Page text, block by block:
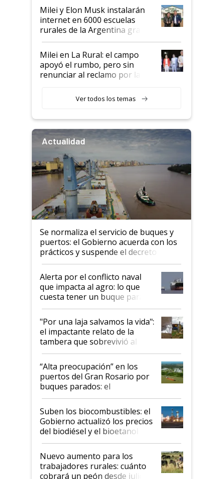
Milei y Elon Musk instalarán
internet en 6000 escuelas
rurales de la Argentina gracias
a un acuerdo con Starlink
Milei en La Rural: el campo
apoyó el rumbo, pero sin
renunciar al reclamo por las
Ver todos los temas
Actualidad
Se normaliza el servicio de buques y
puertos: el Gobierno acuerda con los
prácticos y suspende el decreto de
desregulación
Alerta por el conflicto naval
que impacta al agro: lo que
cuesta tener un buque parado
y el peligro de que Argentina
pase a ser "país sucio"
"Por una laja salvamos la vida":
el impactante relato de la
tambera que sobrevivió al
tornado
“Alta preocupación” en los
puertos del Gran Rosario por
buques parados: el
funcionamiento de las
exportadoras en tensión tras
la medida de fuerza de los
prácticos
Suben los biocombustibles: el
Gobierno actualizó los precios
del biodiésel y el bioetanol
Nuevo aumento para los
trabajadores rurales: cuánto
cobrará un peón desde julio